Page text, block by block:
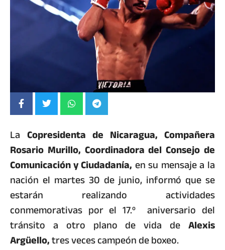
La Copresidenta de Nicaragua, Compañera
Rosario Murillo, Coordinadora del Consejo de
Comunicación y Ciudadanía,en su mensaje a la
nación el martes 30 de junio, informó que se
estarán realizando actividades
conmemorativas por el 17.º aniversario del
tránsito a otro plano de vida de Alexis
Argüello,tres veces campeón de boxeo.